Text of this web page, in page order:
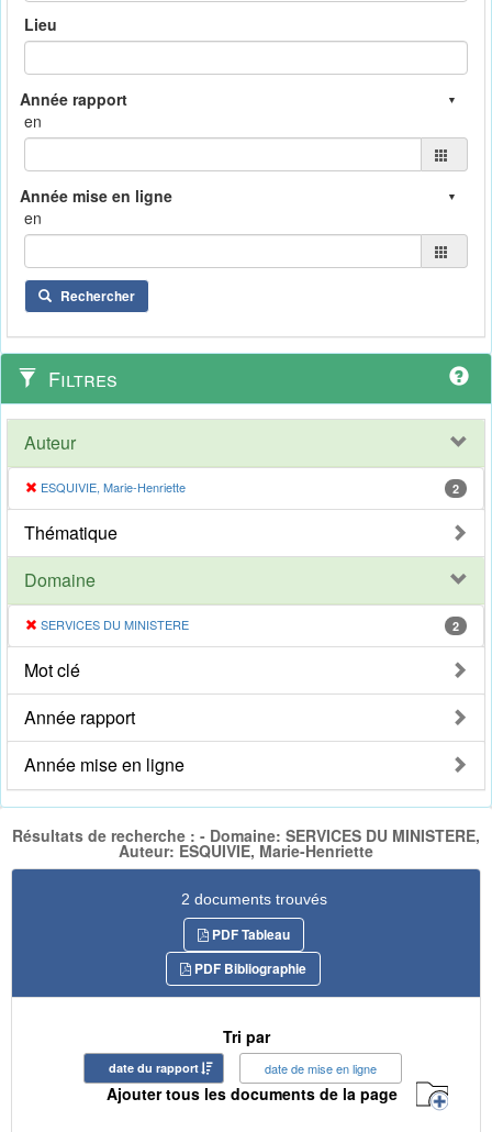
Lieu
en
en
Rechercher
Filtres
Auteur
ESQUIVIE, Marie-Henriette 2
Thématique
Domaine
SERVICES DU MINISTERE 2
Mot clé
Année rapport
Année mise en ligne
Résultats de recherche : - Domaine: SERVICES DU MINISTERE,
Auteur: ESQUIVIE, Marie-Henriette
2 documents trouvés
PDF Tableau
PDF Bibliographie
Tri par
date du rapport date de mise en ligne
Ajouter tous les documents de la page